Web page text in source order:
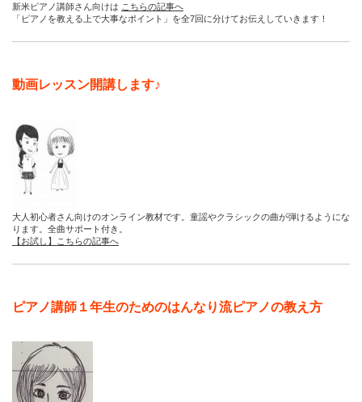
新米ピアノ講師さん向けは こちらの記事へ
「ピアノを教える上で大事なポイント」を全7回に分けてお伝えしていきます！
動画レッスン開講します♪
大人初心者さん向けのオンライン教材です。童謡やクラシックの曲が弾けるようにな
ります。全曲サポート付き。
【お試し】こちらの記事へ
ピアノ講師１年生のためのはんなり流ピアノの教え方